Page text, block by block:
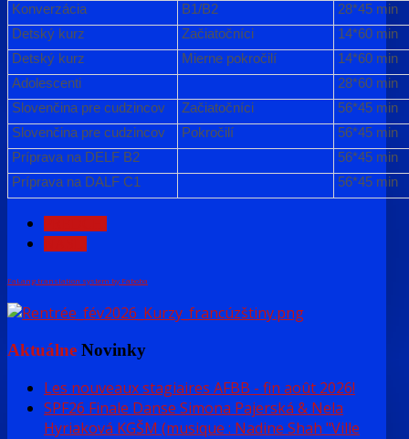
Konverzácia
B1/B2
28*45 min
Detský kurz
Začiatočníci
14*60 min
Detský kurz
Mierne pokročilí
14*60 min
Adolescenti
28*60 min
Slovenčina pre cudzincov
Začiatočníci
56*45 min
Slovenčina pre cudzincov
Pokročilí
56*45 min
Príprava na DELF B2
56*45 min
Príprava na DALF C1
56*45 min
FaLang translation system by Faboba
Aktuálne Novinky
Les nouveaux stagiaires AFBB - fin août 2026!
SPF26 Finale Danse Simona Pajerská & Nela
Hyriaková KGŠM (musique : Nadine Shah "Ville